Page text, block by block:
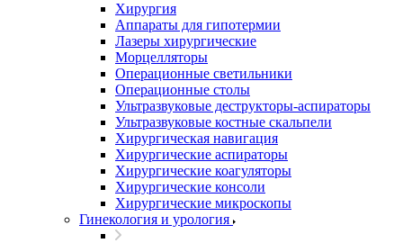
Хирургия
Аппараты для гипотермии
Лазеры хирургические
Морцелляторы
Операционные светильники
Операционные столы
Ультразвуковые деструкторы-аспираторы
Ультразвуковые костные скальпели
Хирургическая навигация
Хирургические аспираторы
Хирургические коагуляторы
Хирургические консоли
Хирургические микроскопы
Гинекология и урология